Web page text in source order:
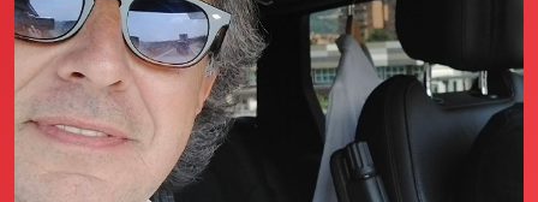
La fondatrice Valeria Pilla
Annunci Donne
Agenzia matrimoniale Club di Più
Love Notebook